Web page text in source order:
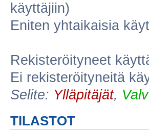
käyttäjiin)
Eniten yhtaikaisia
Rekisteröityneet
Ei rekisteröityneitä
Selite: Ylläpitäjät,
TILASTOT